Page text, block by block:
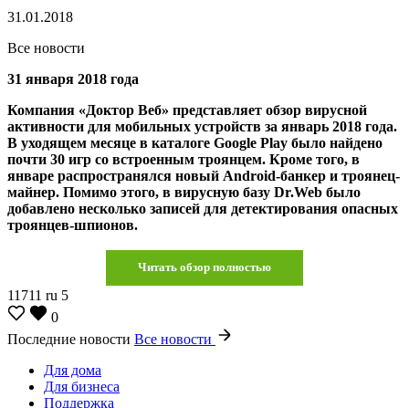
31.01.2018
Все новости
31 января 2018 года
Компания «Доктор Веб» представляет обзор вирусной
активности для мобильных устройств за январь 2018 года.
В уходящем месяце в каталоге Google Play было найдено
почти 30 игр со встроенным троянцем. Кроме того, в
январе распространялся новый Android-банкер и троянец-
майнер. Помимо этого, в вирусную базу Dr.Web было
добавлено несколько записей для детектирования опасных
троянцев-шпионов.
Читать обзор полностью
11711 ru 5
0
Последние новости Все новости
Для дома
Для бизнеса
Поддержка